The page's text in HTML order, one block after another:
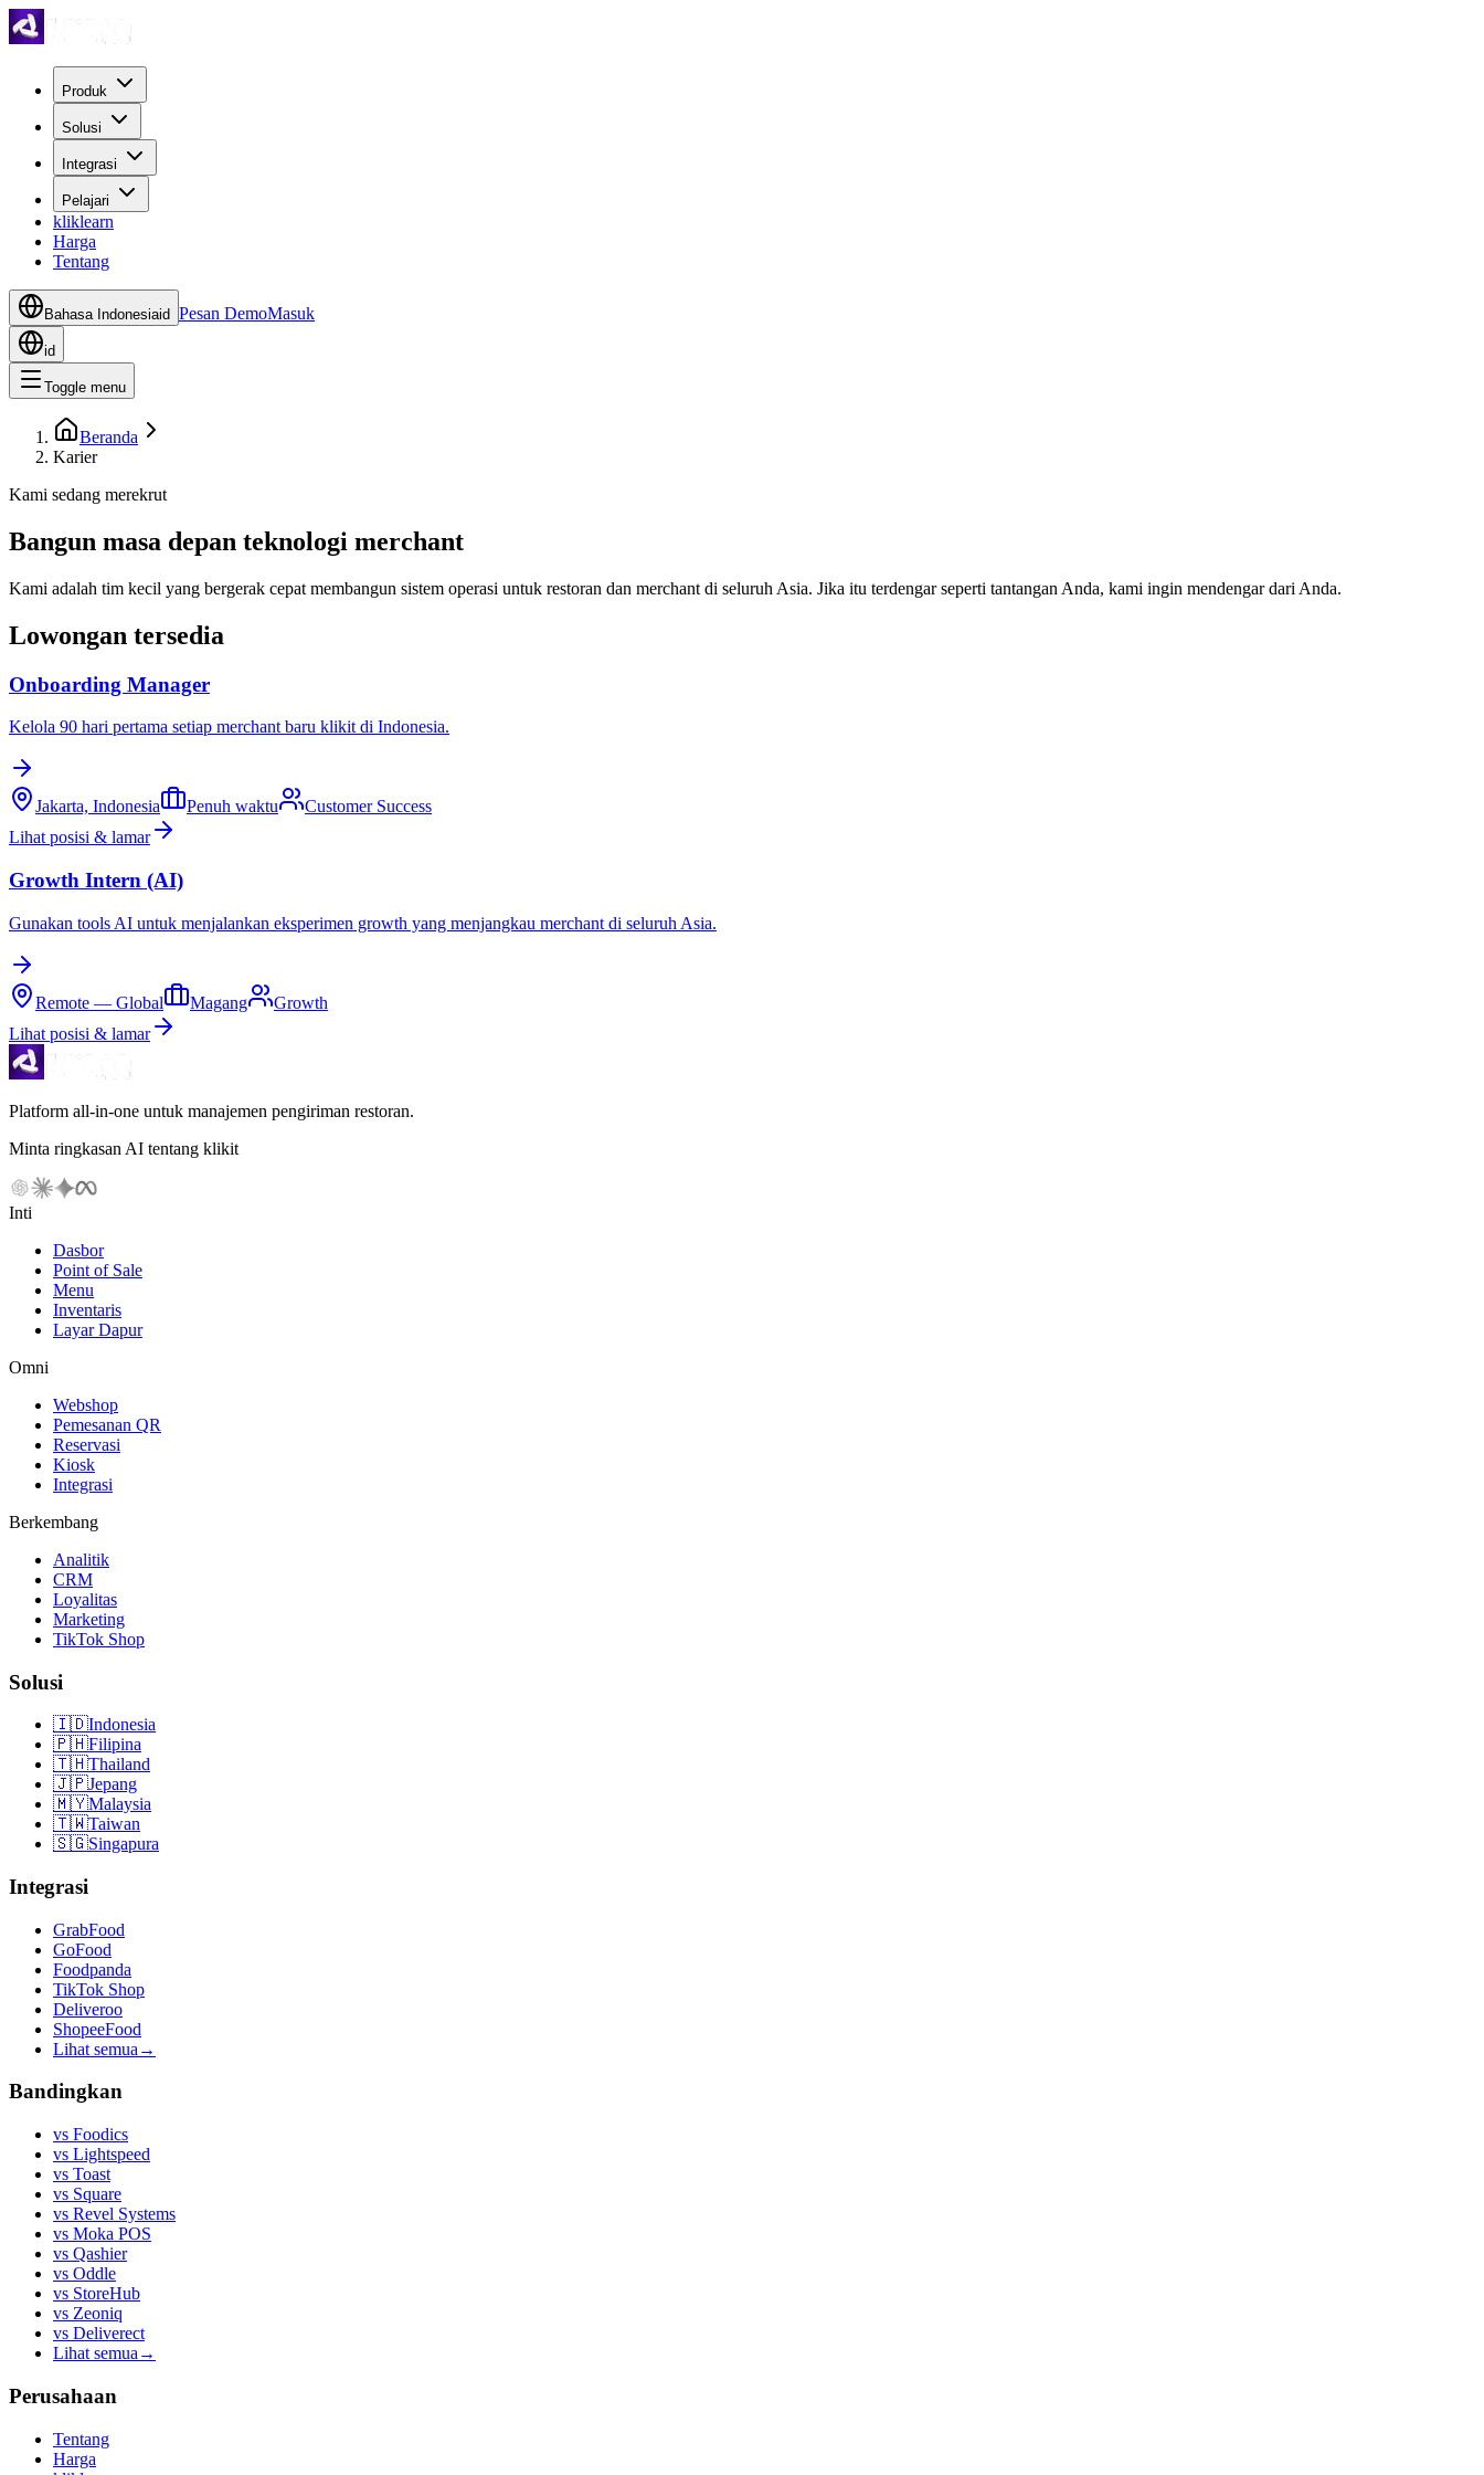
Produk
Solusi
Integrasi
Pelajari
kliklearn
Harga
Tentang
Bahasa Indonesiaid Pesan DemoMasuk
id
Toggle menu
Beranda
Karier
Kami sedang merekrut
Bangun masa depan teknologi merchant
Kami adalah tim kecil yang bergerak cepat membangun sistem operasi untuk restoran dan merchant di seluruh Asia. Jika itu terdengar seperti tantangan Anda, kami ingin mendengar dari Anda.
Lowongan tersedia
Onboarding Manager
Kelola 90 hari pertama setiap merchant baru klikit di Indonesia.
Jakarta, Indonesia Penuh waktu
Customer Success
Lihat posisi & lamar
Growth Intern (AI)
Gunakan tools AI untuk menjalankan eksperimen growth yang menjangkau merchant di seluruh Asia.
Remote — Global Magang
Growth
Lihat posisi & lamar
Platform all-in-one untuk manajemen pengiriman restoran.
Minta ringkasan AI tentang klikit
Inti
Dasbor
Point of Sale
Menu
Inventaris
Layar Dapur
Omni
Webshop
Pemesanan QR
Reservasi
Kiosk
Integrasi
Berkembang
Analitik
CRM
Loyalitas
Marketing
TikTok Shop
Solusi
🇮🇩Indonesia
🇵🇭Filipina
🇹🇭Thailand
🇯🇵Jepang
🇲🇾Malaysia
🇹🇼Taiwan
🇸🇬Singapura
Integrasi
GrabFood
GoFood
Foodpanda
TikTok Shop
Deliveroo
ShopeeFood
Lihat semua →
Bandingkan
vs Foodics
vs Lightspeed
vs Toast
vs Square
vs Revel Systems
vs Moka POS
vs Qashier
vs Oddle
vs StoreHub
vs Zeoniq
vs Deliverect
Lihat semua →
Perusahaan
Tentang
Harga